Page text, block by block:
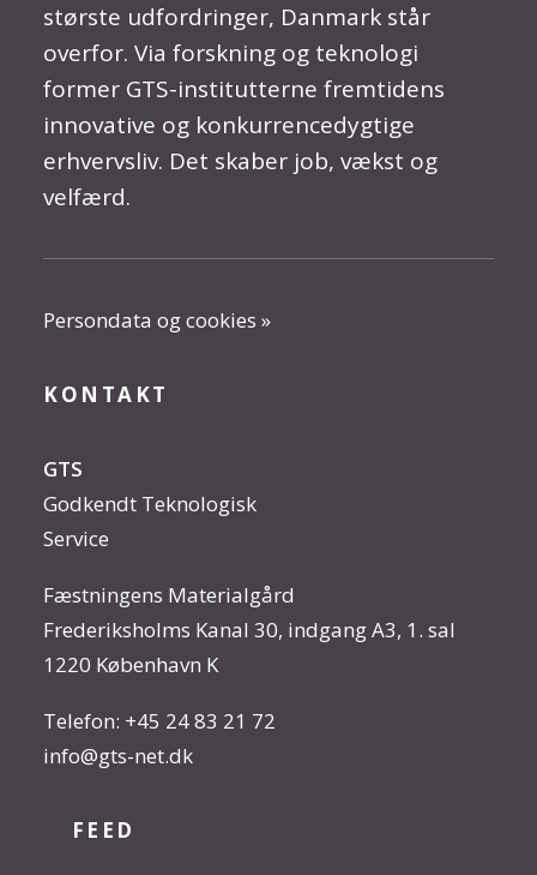
største udfordringer, Danmark står
overfor. Via forskning og teknologi
former GTS-institutterne fremtidens
innovative og konkurrencedygtige
erhvervsliv. Det skaber job, vækst og
velfærd.
Persondata og cookies »
KONTAKT
GTS
Godkendt Teknologisk
Service
Fæstningens Materialgård
Frederiksholms Kanal 30, indgang A3, 1. sal
1220 København K
Telefon: +45 24 83 21 72
info@gts-net.dk
FEED